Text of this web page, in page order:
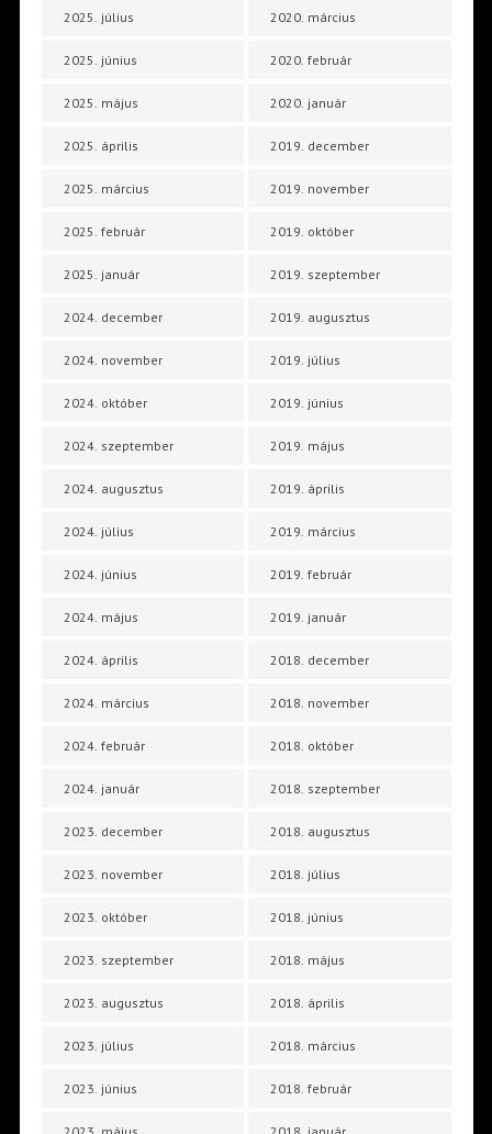
2025. július
2025. június
2025. május
2025. április
2025. március
2025. február
2025. január
2024. december
2024. november
2024. október
2024. szeptember
2024. augusztus
2024. július
2024. június
2024. május
2024. április
2024. március
2024. február
2024. január
2023. december
2023. november
2023. október
2023. szeptember
2023. augusztus
2023. július
2023. június
2020. március
2020. február
2020. január
2019. december
2019. november
2019. október
2019. szeptember
2019. augusztus
2019. július
2019. június
2019. május
2019. április
2019. március
2019. február
2019. január
2018. december
2018. november
2018. október
2018. szeptember
2018. augusztus
2018. július
2018. június
2018. május
2018. április
2018. március
2018. február